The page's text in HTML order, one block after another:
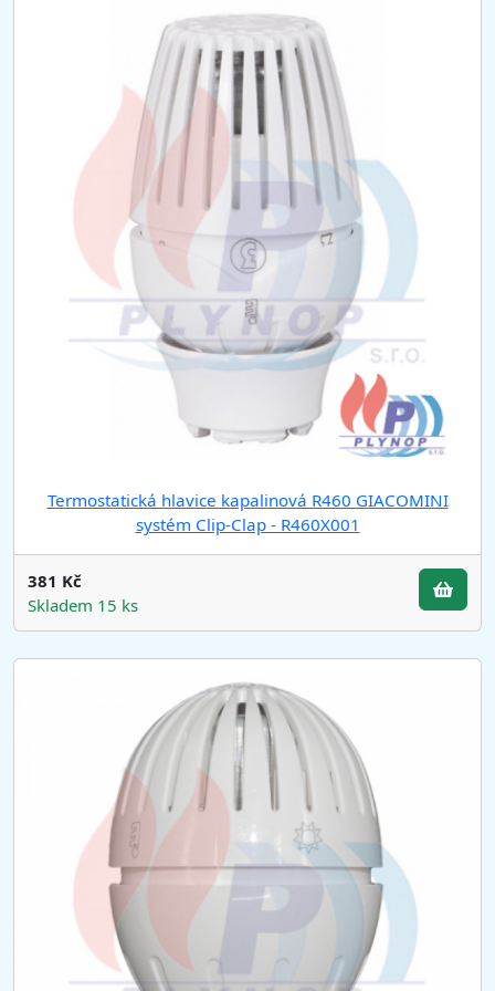
Termostatická hlavice kapalinová R460 GIACOMINI
systém Clip-Clap - R460X001
381 Kč
Skladem 15 ks